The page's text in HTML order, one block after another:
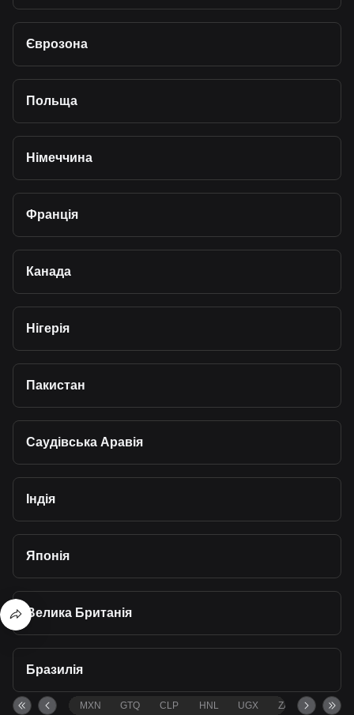
Єврозона
Польща
Німеччина
Франція
Канада
Нігерія
Пакистан
Саудівська Аравія
Індія
Японія
Велика Британія
Бразилія
MXN GTQ CLP HNL UGX ZAR TND